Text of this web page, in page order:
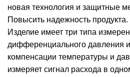
новая технология и защитные
Повысить надежность продукта.
Изделие имеет три типа
дифференциального давления
компенсации температуры и
измеряет сигнал расхода в